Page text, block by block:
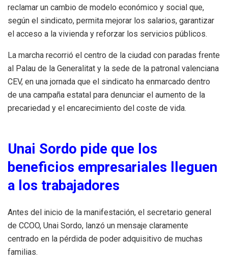
reclamar un cambio de modelo económico y social que,
según el sindicato, permita mejorar los salarios, garantizar
el acceso a la vivienda y reforzar los servicios públicos.
La marcha recorrió el centro de la ciudad con paradas frente
al Palau de la Generalitat y la sede de la patronal valenciana
CEV, en una jornada que el sindicato ha enmarcado dentro
de una campaña estatal para denunciar el aumento de la
precariedad y el encarecimiento del coste de vida.
Unai Sordo pide que los
beneficios empresariales lleguen
a los trabajadores
Antes del inicio de la manifestación, el secretario general
de CCOO, Unai Sordo, lanzó un mensaje claramente
centrado en la pérdida de poder adquisitivo de muchas
familias.